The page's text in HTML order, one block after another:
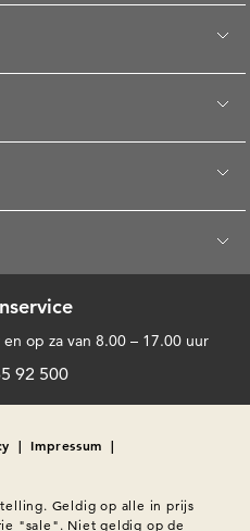
op za van 8.00 – 17.00 uur
92 500
| Impressum |
Geldig op alle in prijs
"sale". Niet geldig op de